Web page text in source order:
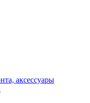
аксессуары